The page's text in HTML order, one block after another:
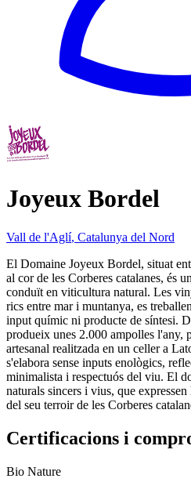
Joyeux Bordel
Vall de l'Aglí, Catalunya del Nord
El Domaine Joyeux Bordel, situat
al cor de les Corberes catalanes, és
conduït en viticultura natural. Les
rics entre mar i muntanya, es
input químic ni producte de síntesi.
produeix unes 2.000 ampolles l'any,
artesanal realitzada en un celler a
s'elabora sense inputs enològics,
minimalista i respectuós del viu. El
naturals sincers i vius, que
del seu terroir de les Corberes
Certificacions i
Bio Nature